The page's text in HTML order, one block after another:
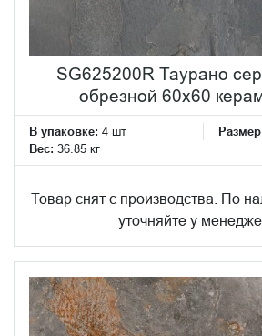
SG625200R Таурано
обрезной 60x60
В упаковке: 4 шт
Вес: 36.85 кг
Товар снят с производства. По
уточняйте у